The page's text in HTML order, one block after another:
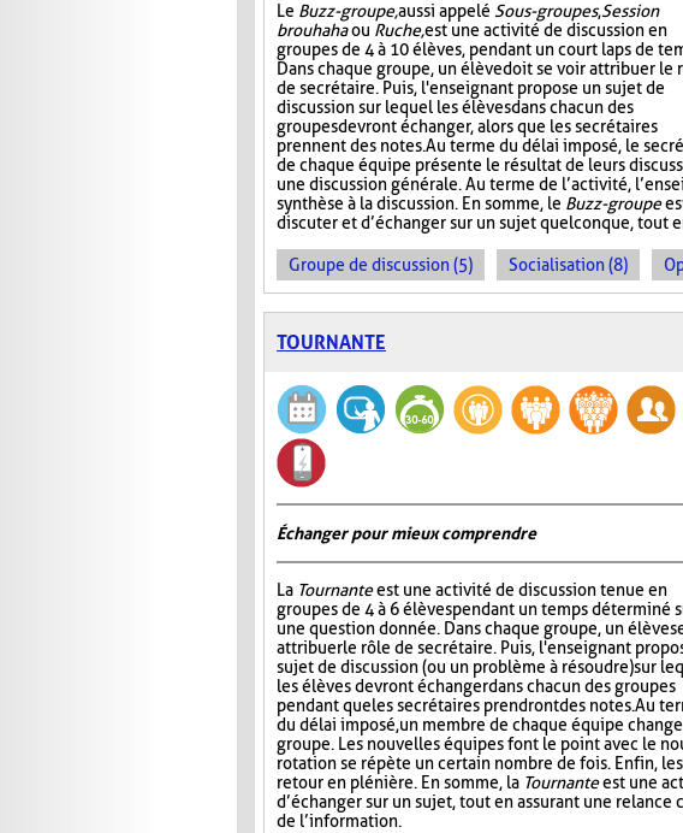
Le Buzz-groupe,aussi appelé Sous-groupes,Session
brouhahaou Ruche,est une activité de discussion en
groupes de 4 à 10 élèves, pendant un court laps de
Dans chaque groupe, un élève doit se voir attribuer le
de secrétaire. Puis, l'enseignant propose un sujet de
discussion sur lequel les élèves dans chacun des
groupes devront échanger, alors que les secrétaires
prennent des notes. Au terme du délai imposé, le
de chaque équipe présente le résultat de leurs
une discussion générale. Au terme de l’activité,
synthèse à la discussion. En somme, le Buzz-groupe
discuter et d’échanger sur un sujet quelconque, tout
Groupe de discussion (5) Socialisation (8)
TOURNANTE
Échanger pour mieux comprendre
La Tournanteest une activité de discussion tenue en
groupes de 4 à 6 élèves pendant un temps déterminé
une question donnée. Dans chaque groupe, un élève
attribuer le rôle de secrétaire. Puis, l'enseignant
sujet de discussion (ou un problème à résoudre) sur
les élèves devront échanger dans chacun des groupes
pendant que les secrétaires prendront des notes. Au
du délai imposé, un membre de chaque équipe
groupe. Les nouvelles équipes font le point avec le
rotation se répète un certain nombre de fois. Enfin,
retour en plénière. En somme, la Tournanteest une
d’échanger sur un sujet, tout en assurant une
de l’information.